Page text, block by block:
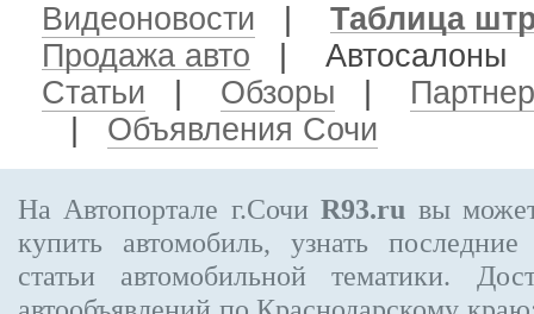
Видеоновости
Таблица
Продажа авто |
Статьи
Обзоры
Объявления Сочи
На Автопортале г.СочиR93.ru вы
купить автомобиль, узнать
статьи автомобильной тематики.